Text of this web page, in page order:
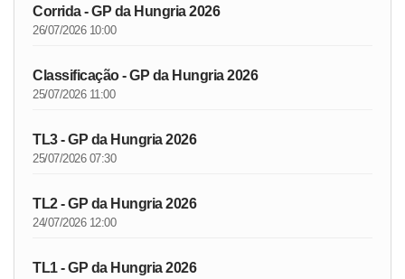
Corrida - GP da Hungria 2026
26/07/2026 10:00
Classificação - GP da Hungria 2026
25/07/2026 11:00
TL3 - GP da Hungria 2026
25/07/2026 07:30
TL2 - GP da Hungria 2026
24/07/2026 12:00
TL1 - GP da Hungria 2026